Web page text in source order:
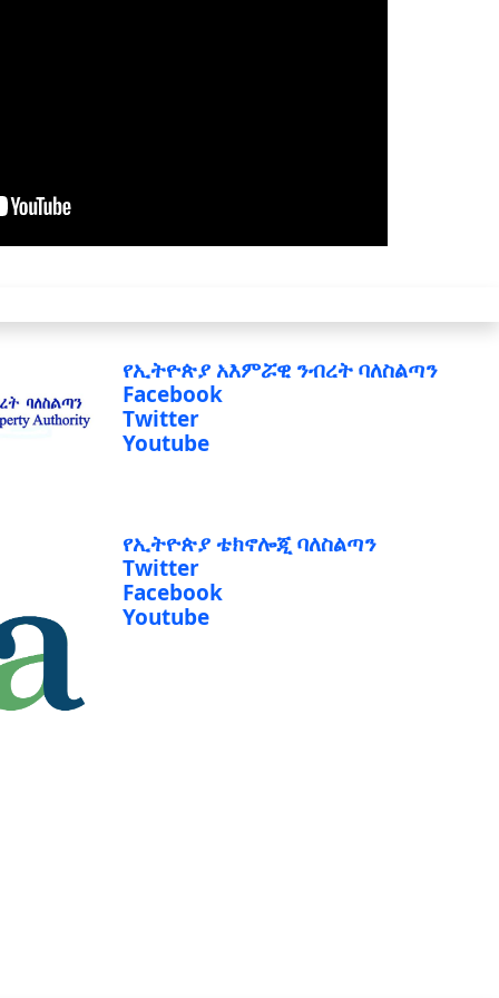
የኢትዮጵያ አእምሯዊ ንብረት ባለስልጣን
Facebook
Twitter
Youtube
የኢትዮጵያ ቴክኖሎጂ ባለስልጣን
Twitter
Facebook
Youtube